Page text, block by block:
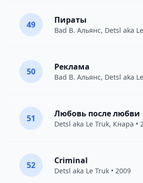
49 Пираты
Bad B. Альянс, Detsl aka
50 Реклама
Bad B. Альянс, Detsl aka
51 Любовь после любви
Detsl aka Le Truk, Кнара •
52 Criminal
Detsl aka Le Truk • 2009